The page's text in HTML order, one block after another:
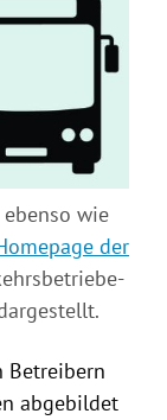
wie
der
Betreibern
abgebildet